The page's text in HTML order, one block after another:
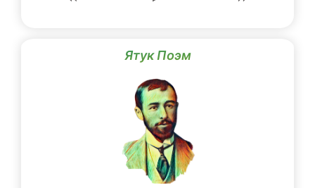
Ятук Поэм